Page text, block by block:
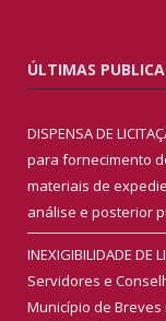
ÚLTIMAS
DISPENSA DE
para fornecimento
materiais de
análise e posterior
INEXIGIBILIDADE DE
Servidores e
Município de